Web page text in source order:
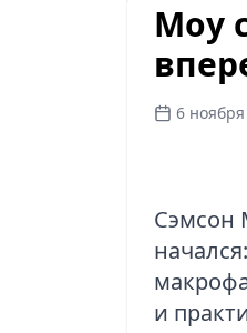
Моу
6 ноября
Сэмсон
и